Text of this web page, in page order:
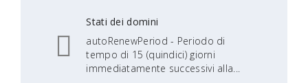
Stati dei domini
autoRenewPeriod - Periodo di
tempo di 15 (quindici) giorni
immediatamente successivi alla...